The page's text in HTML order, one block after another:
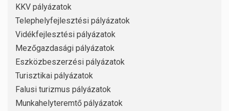
KKV pályázatok
Telephelyfejlesztési pályázatok
Vidékfejlesztési pályázatok
Mezőgazdasági pályázatok
Eszközbeszerzési pályázatok
Turisztikai pályázatok
Falusi turizmus pályázatok
Munkahelyteremtő pályázatok